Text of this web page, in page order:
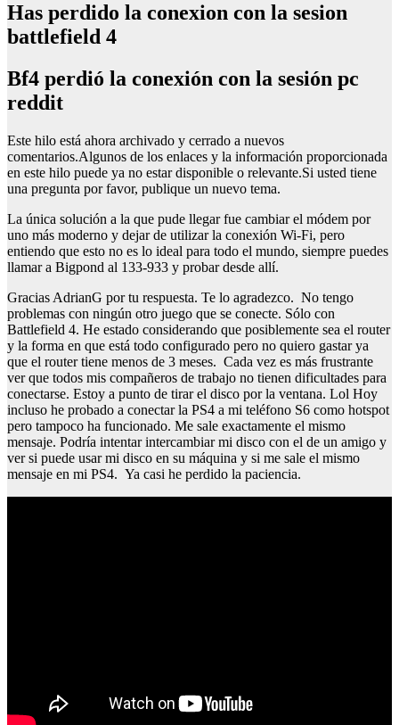
Has perdido la conexion con la sesion
battlefield 4
bf4 perdió la conexión con la sesión pc
reddit
Este hilo está ahora archivado y cerrado a nuevos
comentarios.Algunos de los enlaces y la información proporcionada
en este hilo puede ya no estar disponible o relevante.Si usted tiene
una pregunta por favor, publique un nuevo tema.
La única solución a la que pude llegar fue cambiar el módem por
uno más moderno y dejar de utilizar la conexión Wi-Fi, pero
entiendo que esto no es lo ideal para todo el mundo, siempre puedes
llamar a Bigpond al 133-933 y probar desde allí.
Gracias AdrianG por tu respuesta. Te lo agradezco. No tengo
problemas con ningún otro juego que se conecte. Sólo con
Battlefield 4. He estado considerando que posiblemente sea el router
y la forma en que está todo configurado pero no quiero gastar ya
que el router tiene menos de 3 meses. Cada vez es más frustrante
ver que todos mis compañeros de trabajo no tienen dificultades para
conectarse. Estoy a punto de tirar el disco por la ventana. Lol Hoy
incluso he probado a conectar la PS4 a mi teléfono S6 como hotspot
pero tampoco ha funcionado. Me sale exactamente el mismo
mensaje. Podría intentar intercambiar mi disco con el de un amigo y
ver si puede usar mi disco en su máquina y si me sale el mismo
mensaje en mi PS4. Ya casi he perdido la paciencia.